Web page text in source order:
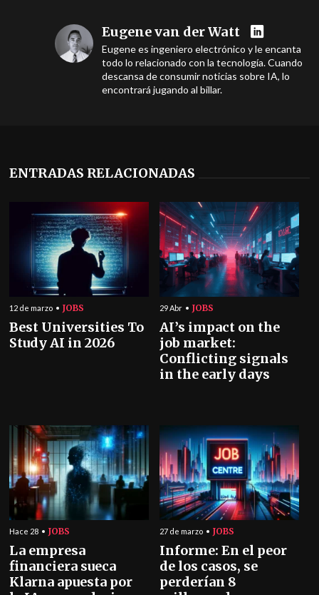
Eugene van der Watt
Eugene es ingeniero electrónico y le encanta
todo lo relacionado con la tecnología. Cuando
descansa de consumir noticias sobre IA, lo
encontrará jugando al billar.
ENTRADAS RELACIONADAS
12 de marzo JOBS
Best Universities To
Study AI in 2026
29 Abr JOBS
AI’s impact on the
job market:
Conflicting signals
in the early days
Hace 28 JOBS
La empresa
financiera sueca
Klarna apuesta por
27 de marzo JOBS
Informe: En el peor
de los casos, se
perderían 8